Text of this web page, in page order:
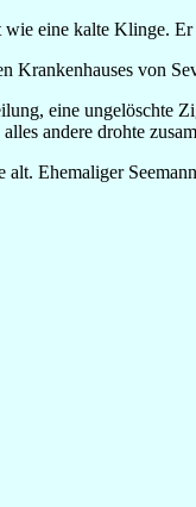
eine kalte Klinge.
Krankenhauses von
eine ungelöschte
andere drohte
alt. Ehemaliger